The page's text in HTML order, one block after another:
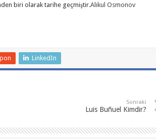
biri olarak tarihe geçmiştir.Alıkul Osmonov
LinkedIn
Sonraki
Luis Buñuel Kimdir?